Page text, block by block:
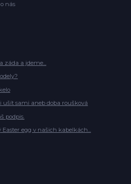
nás
a jdeme...
ušít sami aneb doba roušková
podpis.
Easter egg v našich kabelkách...